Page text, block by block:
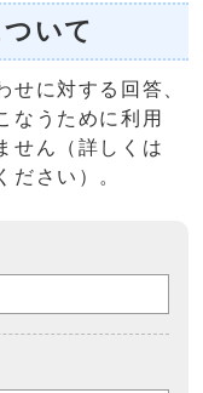
いて
せに対する回答、
なうために利用
せん（詳しくは
ださい）。